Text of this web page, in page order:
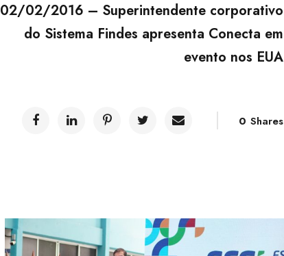
02/02/2016 – Superintendente corporativo
do Sistema Findes apresenta Conecta em
evento nos EUA
0 Shares